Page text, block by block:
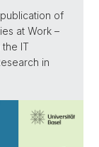
of
at Work –
the IT
in